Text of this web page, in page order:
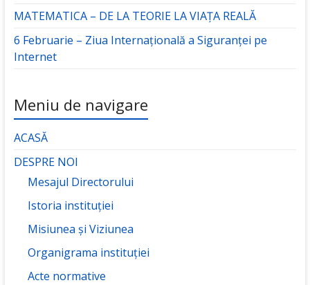
MATEMATICA – DE LA TEORIE LA VIAȚA REALĂ
6 Februarie – Ziua Internațională a Siguranței pe
Internet
Meniu de navigare
ACASĂ
DESPRE NOI
Mesajul Directorului
Istoria instituției
Misiunea și Viziunea
Organigrama instituției
Acte normative